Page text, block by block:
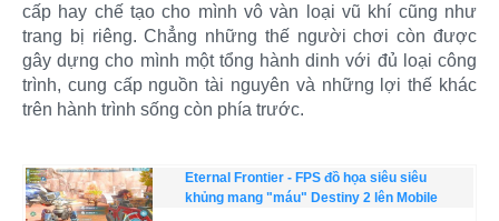
cấp hay chế tạo cho mình vô vàn loại vũ khí cũng như
trang bị riêng. Chẳng những thế người chơi còn được
gây dựng cho mình một tổng hành dinh với đủ loại công
trình, cung cấp nguồn tài nguyên và những lợi thế khác
trên hành trình sống còn phía trước.
Eternal Frontier - FPS đồ họa siêu siêu
khủng mang "máu" Destiny 2 lên Mobile